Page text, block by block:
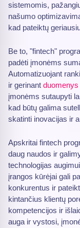
sistemomis,
našumo
kad pateiktų
Be to, "fintech"
padėti įmonėms
Automatizuojant
ir gerinant duomenys
įmonėms sutaupyti
kad būtų galima
skatinti inovacijas ir
Apskritai fintech
daug naudos ir
technologijas
įrangos kūrėjai gali
konkurentus ir
kintančius klientų
kompetencijos ir
auga ir vystosi,